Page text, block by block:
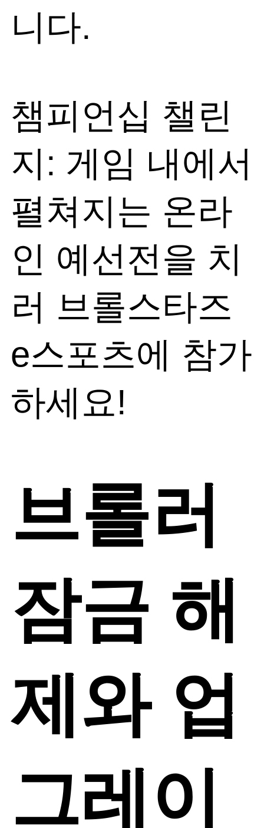
니다.
챔피언십 챌린
지: 게임 내에서
펼쳐지는 온라
인 예선전을 치
러 브롤스타즈
e스포츠에 참가
하세요!
브롤러
잠금 해
제와 업
그레이